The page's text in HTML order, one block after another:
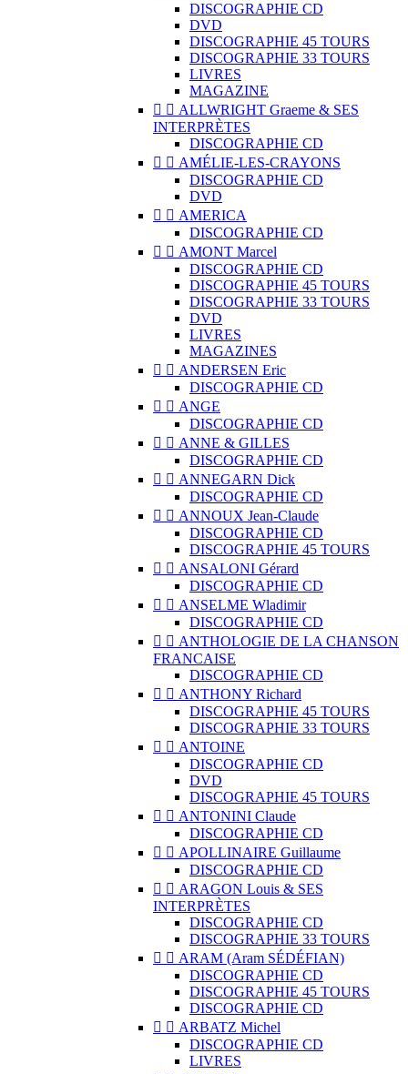
DISCOGRAPHIE CD
DVD
DISCOGRAPHIE 45 TOURS
DISCOGRAPHIE 33 TOURS
LIVRES
MAGAZINE
  ALLWRIGHT Graeme & SES
INTERPRÈTES
DISCOGRAPHIE CD
  AMÉLIE-LES-CRAYONS
DISCOGRAPHIE CD
DVD
  AMERICA
DISCOGRAPHIE CD
  AMONT Marcel
DISCOGRAPHIE CD
DISCOGRAPHIE 45 TOURS
DISCOGRAPHIE 33 TOURS
DVD
LIVRES
MAGAZINES
  ANDERSEN Eric
DISCOGRAPHIE CD
  ANGE
DISCOGRAPHIE CD
  ANNE & GILLES
DISCOGRAPHIE CD
  ANNEGARN Dick
DISCOGRAPHIE CD
  ANNOUX Jean-Claude
DISCOGRAPHIE CD
DISCOGRAPHIE 45 TOURS
  ANSALONI Gérard
DISCOGRAPHIE CD
  ANSELME Wladimir
DISCOGRAPHIE CD
  ANTHOLOGIE DE LA CHANSON
FRANCAISE
DISCOGRAPHIE CD
  ANTHONY Richard
DISCOGRAPHIE 45 TOURS
DISCOGRAPHIE 33 TOURS
  ANTOINE
DISCOGRAPHIE CD
DVD
DISCOGRAPHIE 45 TOURS
  ANTONINI Claude
DISCOGRAPHIE CD
  APOLLINAIRE Guillaume
DISCOGRAPHIE CD
  ARAGON Louis & SES
INTERPRÈTES
DISCOGRAPHIE CD
DISCOGRAPHIE 33 TOURS
  ARAM (Aram SÉDÉFIAN)
DISCOGRAPHIE CD
DISCOGRAPHIE 45 TOURS
DISCOGRAPHIE CD
  ARBATZ Michel
DISCOGRAPHIE CD
LIVRES